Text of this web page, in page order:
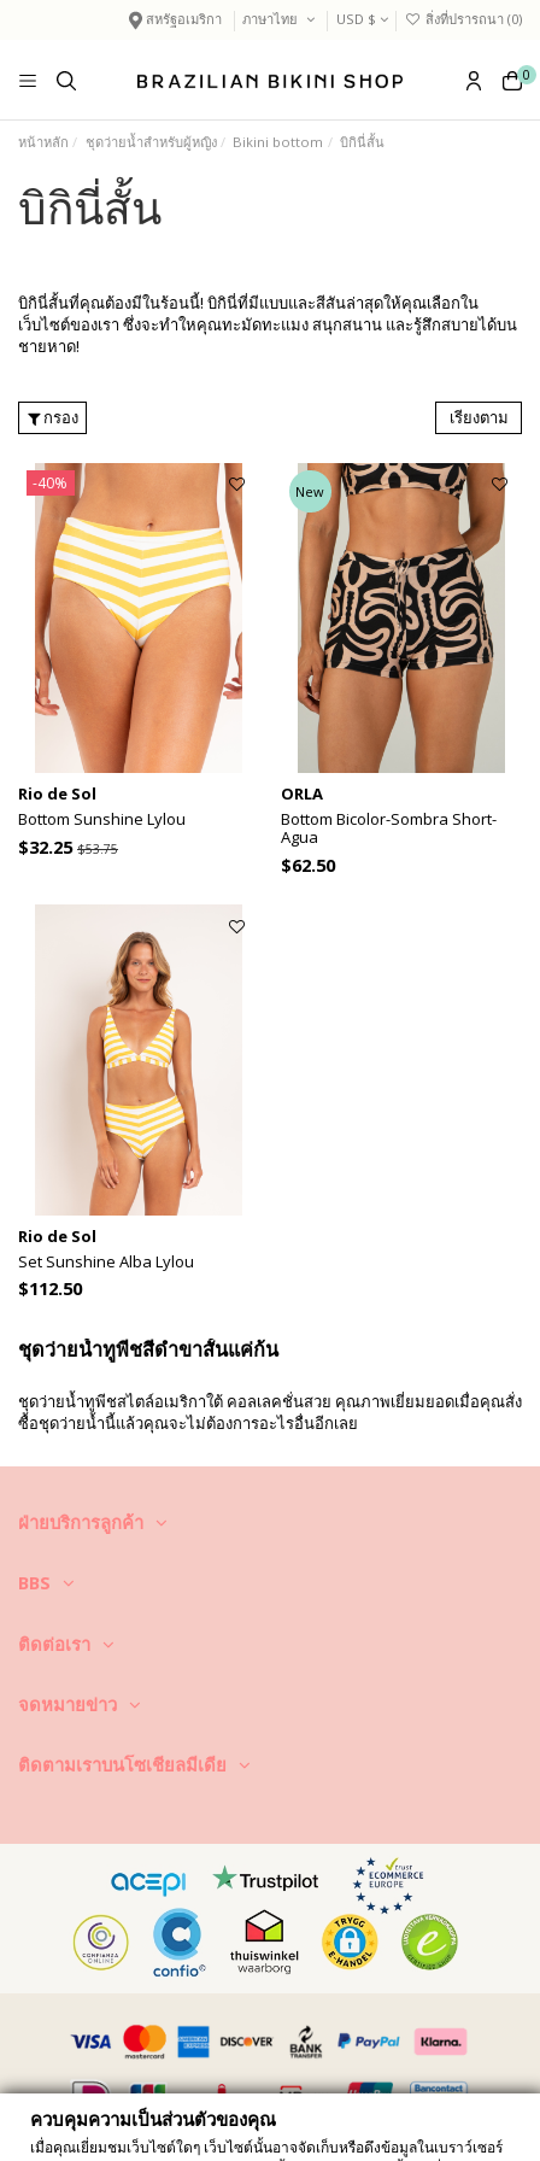
สหรัฐอเมริกา ภาษาไทย USD $ สิ่งที่ปรารถนา (0)
0
หน้าหลัก ชุดว่ายน้ำสำหรับผู้หญิง Bikini bottom บิกินี่สั้น
บิกินี่สั้น
บิกินี่สั้นที่คุณต้องมีในร้อนนี้! บิกินี่ที่มีแบบและสีสันล่าสุดให้คุณเลือกใน
เว็บไซต์ของเรา ซึ่งจะทำใหคุณทะมัดทะแมง สนุกสนาน และรู้สึกสบายได้บน
ชายหาด!
กรอง เรียงตาม
-40%
Rio de Sol
Bottom Sunshine Lylou
$32.25 $53.75
New
ORLA
Bottom Bicolor-Sombra Short-
Agua
$62.50
Rio de Sol
Set Sunshine Alba Lylou
$112.50
ชุดว่ายน้ำทูพีชสีดำขาสั้นแค่ก้น
ชุดว่ายน้ำทูพีชสไตล์อเมริกาใต้ คอลเลคชั่นสวย คุณภาพเยี่ยมยอดเมื่อคุณสั่ง
ซื้อชุดว่ายน้ำนี้แล้วคุณจะไม่ต้องการอะไรอื่นอีกเลย
ฝ่ายบริการลูกค้า
BBS
ติดต่อเรา
จดหมายข่าว
ติดตามเราบนโซเชียลมีเดีย
ควบคุมความเป็นส่วนตัวของคุณ
เมื่อคุณเยี่ยมชมเว็บไซต์ใดๆ เว็บไซต์นั้นอาจจัดเก็บหรือดึงข้อมูลในเบราว์เซอร์